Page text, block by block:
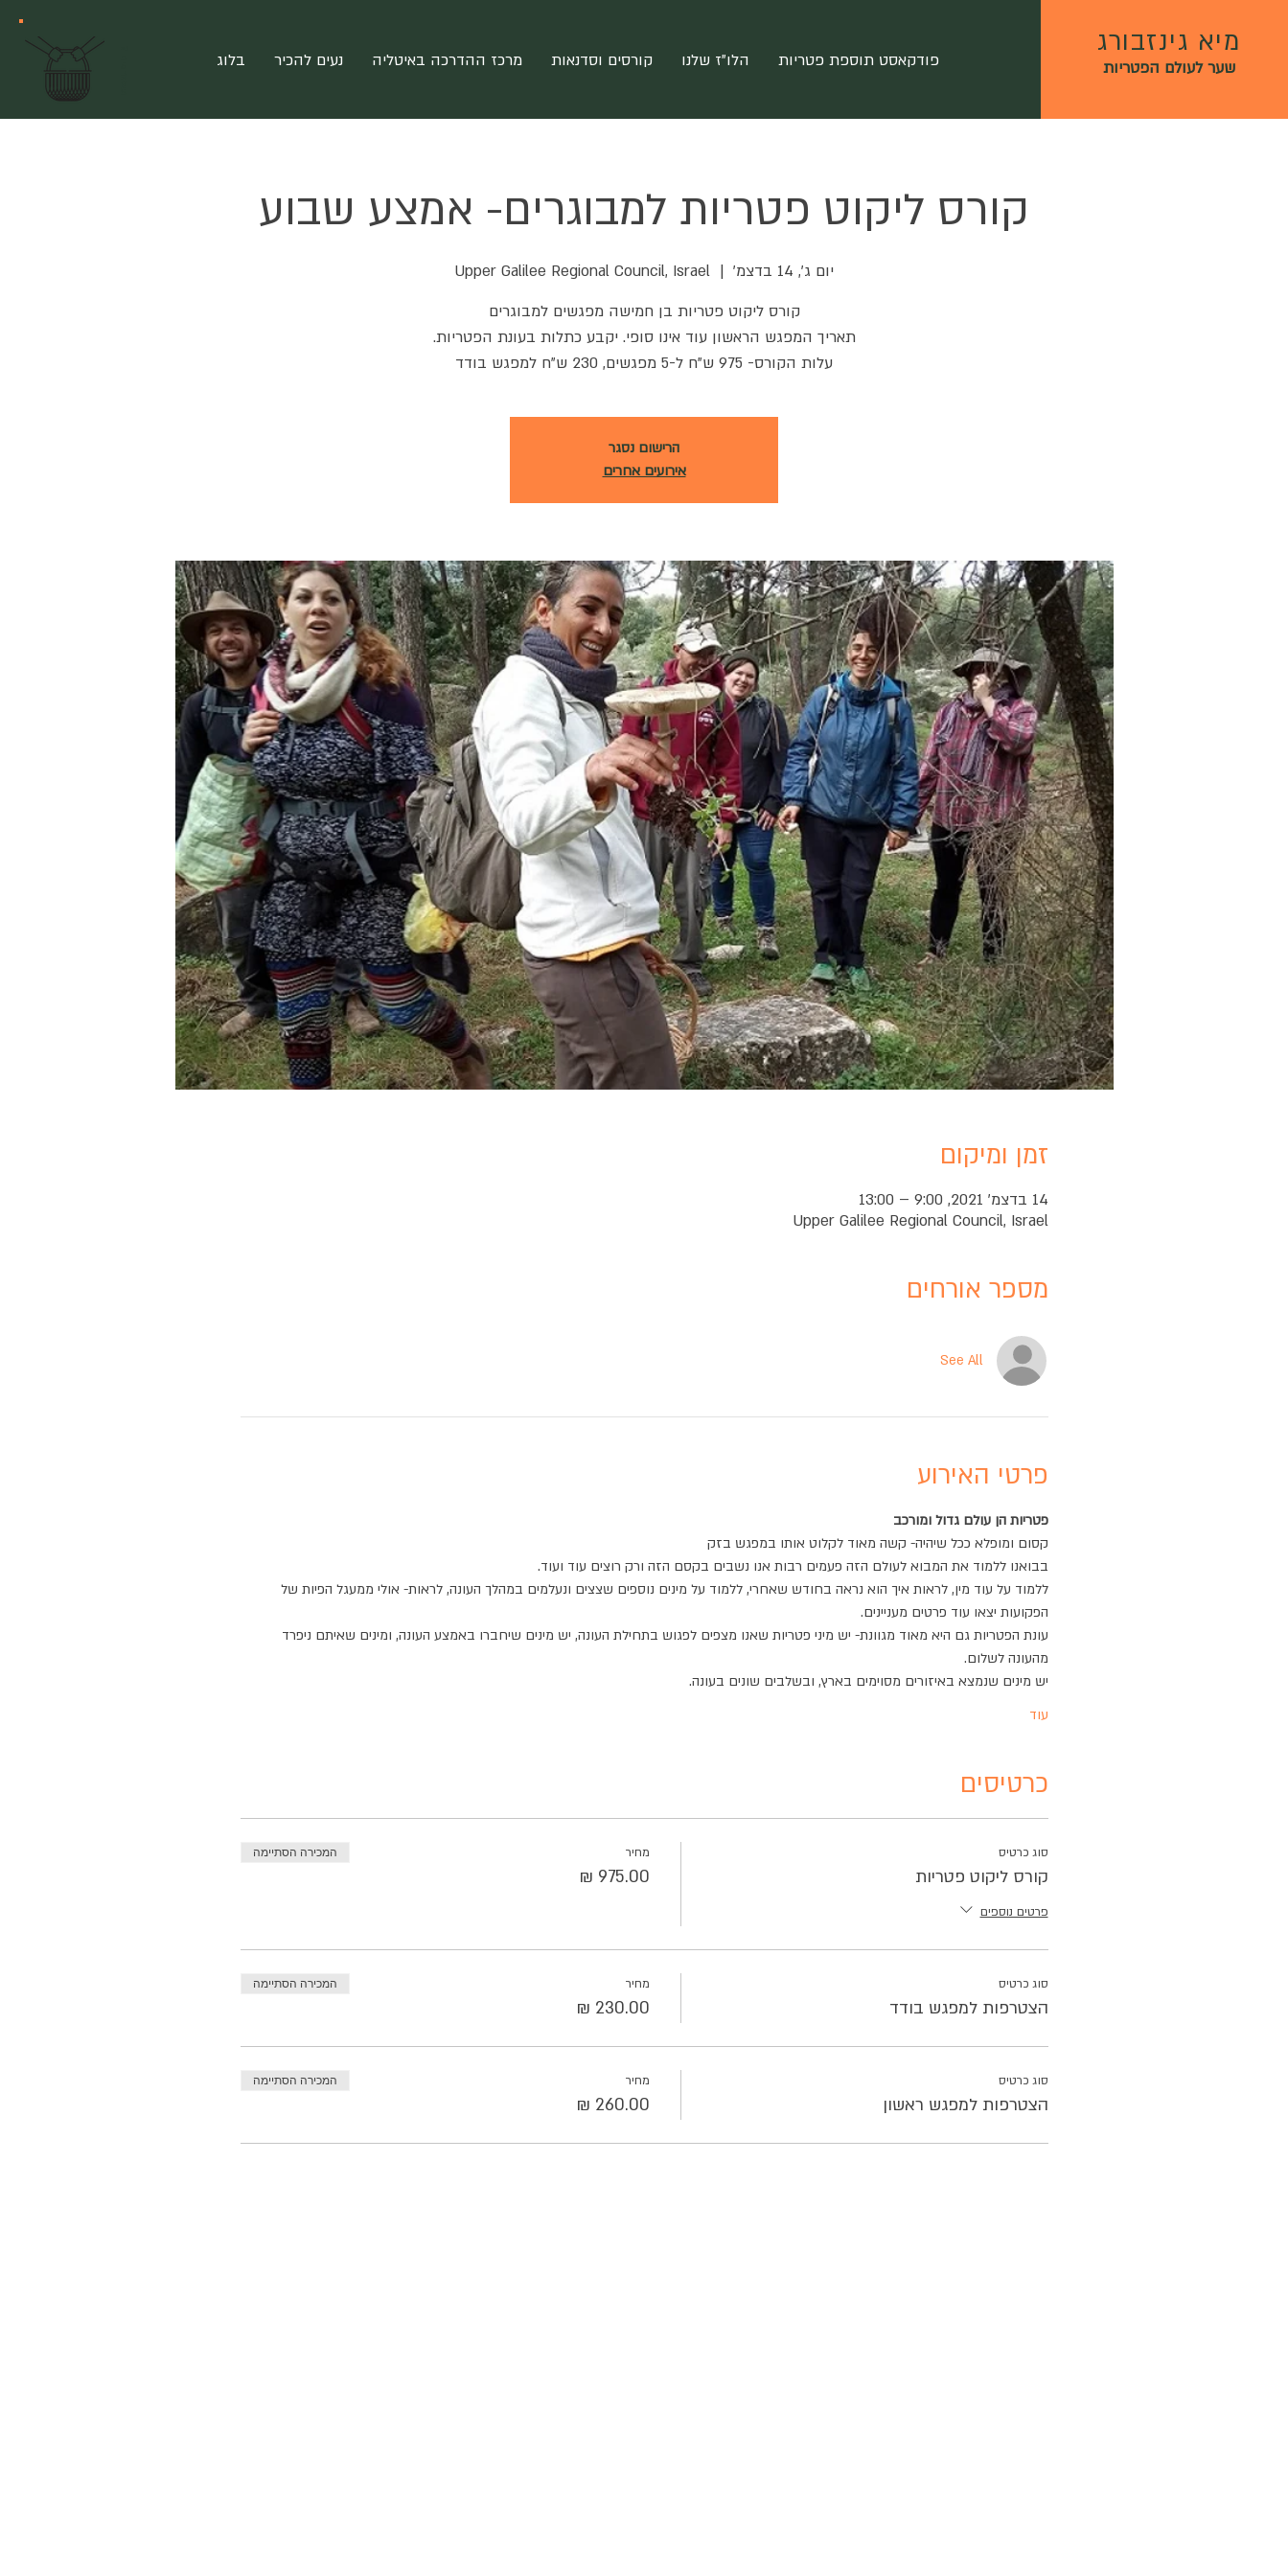
פודקאסט תוספת פטריות הלו"ז שלנו קורסים וסדנאות מרכז ההדרכה באיטליה נעים להכיר בלוג
מיא גינזבורג
שער לעולם הפטריות
קורס ליקוט פטריות למבוגרים- אמצע שבוע
יום ג׳, 14 בדצמ׳
  |
Upper Galilee Regional Council, Israel
עלות הקורס- 975 ש"ח ל-5 מפגשים, 230 ש"ח למפגש בודד
הרישום נסגר
אירועים אחרים
זמן ומיקום
14 בדצמ׳ 2021, 9:00 – 13:00
Upper Galilee Regional Council, Israel
מספר אורחים
See All
פרטי האירוע
פטריות הן עולם גדול ומורכב
קסום ומופלא ככל שיהיה- קשה מאוד לקלוט אותו במפגש בזק
בבואנו ללמוד את המבוא לעולם הזה פעמים רבות אנו נשבים בקסם הזה ורק רוצים עוד ועוד.
ללמוד על עוד מין, לראות איך הוא נראה בחודש שאחרי, ללמוד על מינים נוספים שצצים ונעלמים במהלך העונה, לראות- אולי ממעגל הפיות של
הפקועות יצאו עוד פרטים מעניינים.
עונת הפטריות גם היא מאוד מגוונת- יש מיני פטריות שאנו מצפים לפגוש בתחילת העונה, יש מינים שיחברו באמצע העונה, ומינים שאיתם ניפרד
מהעונה לשלום.
יש מינים שנמצא באיזורים מסוימים בארץ, ובשלבים שונים בעונה.
עוד
כרטיסים
סוג כרטיס
קורס ליקוט פטריות
פרטים נוספים
מחיר המכירה הסתיימה
סוג כרטיס
הצטרפות למפגש בודד
מחיר המכירה הסתיימה
סוג כרטיס
הצטרפות למפגש ראשון
מחיר המכירה הסתיימה